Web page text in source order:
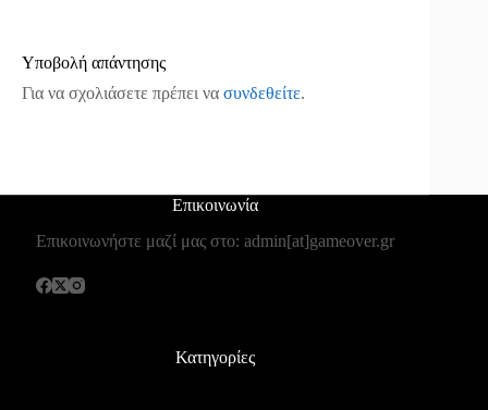
Υποβολή απάντησης
Για να σχολιάσετε πρέπει να συνδεθείτε.
Επικοινωνία
Επικοινωνήστε μαζί μας στο: admin[at]gameover.gr
Κατηγορίες